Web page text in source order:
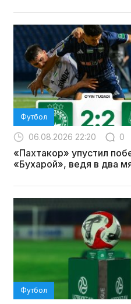
Футбол
06.08.2026 22:20 0
«Пахтакор» упустил
«Бухарой», ведя в два
Футбол